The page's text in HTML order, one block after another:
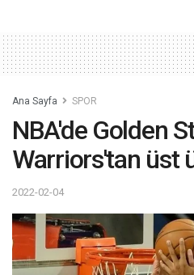
Ana Sayfa SPOR
NBA'de Golden
Warriors'tan üst
2022-02-04